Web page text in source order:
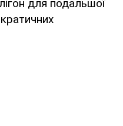
для подальшої